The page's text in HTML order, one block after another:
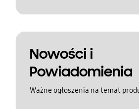
Nowości i
Powiadomienia
Ważne ogłoszenia na temat